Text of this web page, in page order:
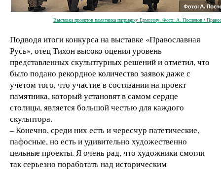
Выставка проектов памятника патриарху Ермогену. Фото: А. Поспелов /
Подводя итоги конкурса на выставке «Православная
Русь», отец Тихон высоко оценил уровень
представленных скульптурных решений и отметил, что
было подано рекордное количество заявок даже с
учетом того, что участие в состязании на проект
памятника, который установят в самом сердце
столицы, является большой честью для каждого
скульптора.
– Конечно, среди них есть и чересчур патетические,
пафосные, но есть и удивительно художественно
цельные проекты. Я очень рад, что художники смогли
так серьезно поработать над историческим